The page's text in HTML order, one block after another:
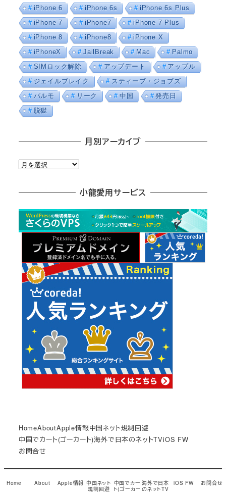
iPhone 6
iPhone 6s
iPhone 6s Plus
iPhone 7
iPhone7
iPhone 7 Plus
iPhone 8
iPhone8
iPhone X
iPhoneX
JailBreak Mac
Palmo
SIMロック解除
アップデート
アップル
ジェイルブレイク
スティーブ・ジョブズ
パルモ
リーク 中国
発売日
脱獄
月別アーカイブ
月
カ
小龍愛用サービス
HomeAboutApple情報中国ネット規制回避
中国でカート(ゴーカート)海外で日本のネットTViOS FW
お問合せ
© Copyright 2017小龍茶館Snow Monkey theme by
Home About Apple情報 中国ネット
規制回避
中国でカー
ト(ゴーカー
海外で日本
のネットTV
iOS FW お問合せ